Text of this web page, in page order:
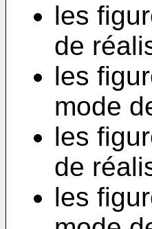
les
de
les
mode
les
de
les